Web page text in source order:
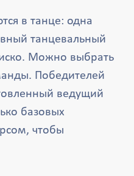
в танце: одна
танцевальный
Можно выбрать
Победителей
ведущий
базовых
чтобы